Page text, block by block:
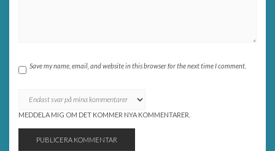
Save my name, email, and website in this browser for the next time I comment.
MEDDELA MIG OM DET KOMMER NYA KOMMENTARER.